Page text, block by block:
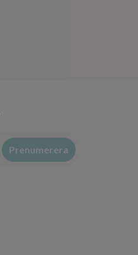
Prenumerera